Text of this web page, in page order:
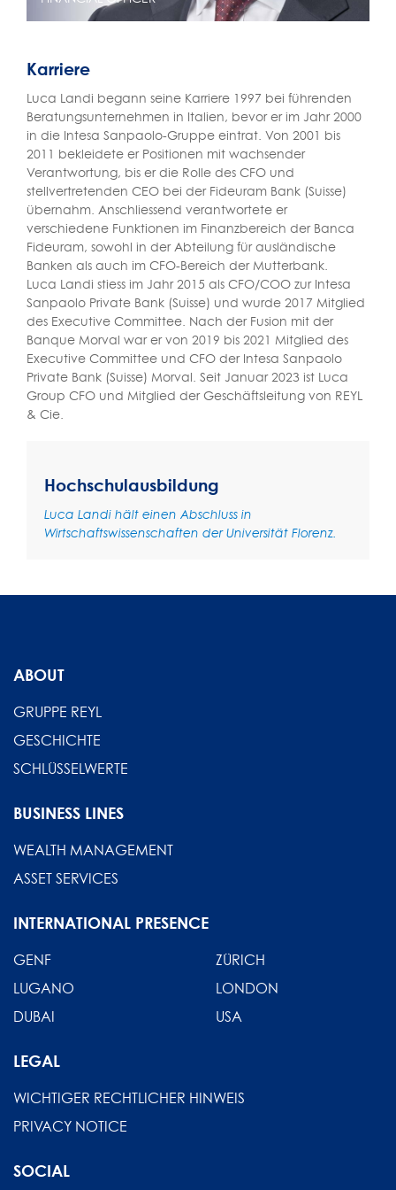
Karriere
Luca Landi begann seine Karriere 1997 bei führenden
Beratungsunternehmen in Italien, bevor er im Jahr 2000
in die Intesa Sanpaolo-Gruppe eintrat. Von 2001 bis
2011 bekleidete er Positionen mit wachsender
Verantwortung, bis er die Rolle des CFO und
stellvertretenden CEO bei der Fideuram Bank (Suisse)
übernahm. Anschliessend verantwortete er
verschiedene Funktionen im Finanzbereich der Banca
Fideuram, sowohl in der Abteilung für ausländische
Banken als auch im CFO-Bereich der Mutterbank.
Luca Landi stiess im Jahr 2015 als CFO/COO zur Intesa
Sanpaolo Private Bank (Suisse) und wurde 2017 Mitglied
des Executive Committee. Nach der Fusion mit der
Banque Morval war er von 2019 bis 2021 Mitglied des
Executive Committee und CFO der Intesa Sanpaolo
Private Bank (Suisse) Morval. Seit Januar 2023 ist Luca
Group CFO und Mitglied der Geschäftsleitung von REYL
& Cie.
Hochschulausbildung
Luca Landi hält einen Abschluss in
Wirtschaftswissenschaften der Universität Florenz.
ABOUT
GRUPPE REYL
GESCHICHTE
SCHLÜSSELWERTE
BUSINESS LINES
WEALTH MANAGEMENT
ASSET SERVICES
INTERNATIONAL PRESENCE
GENF
ZÜRICH
LUGANO
LONDON
DUBAI
USA
LEGAL
WICHTIGER RECHTLICHER HINWEIS
PRIVACY NOTICE
SOCIAL